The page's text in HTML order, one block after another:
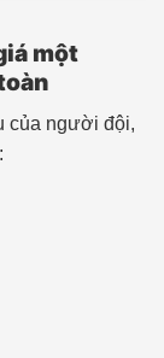
một
của người đội,